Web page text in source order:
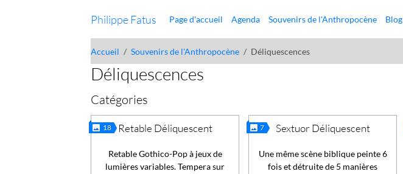
Philippe Fatus Page d'accueil Agenda Souvenirs de l'Anthropocène Blog
Accueil Souvenirs de l'Anthropocène Déliquescences
Déliquescences
Catégories
18 Retable Déliquescent
Retable Gothico-Pop à jeux de
lumières variables. Tempera sur
7 Sextuor Déliquescent
Une même scène biblique peinte 6
fois et détruite de 5 manières